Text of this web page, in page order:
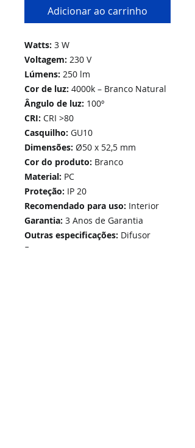
Adicionar ao carrinho
Watts: 3 W
Voltagem: 230 V
Lúmens: 250 lm
Cor de luz: 4000k – Branco Natural
Ângulo de luz: 100º
CRI: CRI >80
Casquilho: GU10
Dimensões: Ø50 x 52,5 mm
Cor do produto: Branco
Material: PC
Proteção: IP 20
Recomendado para uso: Interior
Garantia: 3 Anos de Garantia
Outras especificações: Difusor
Fosco